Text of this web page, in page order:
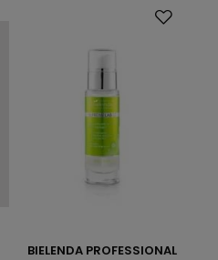
BIELENDA PROFESSIONAL